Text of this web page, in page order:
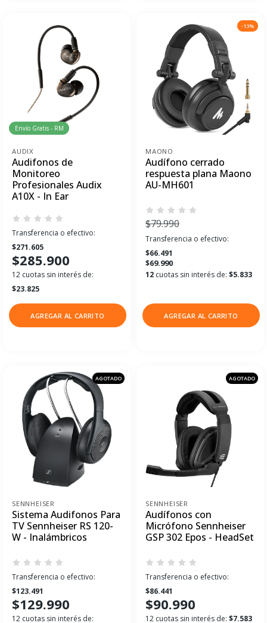
Envío Gratis - RM
AUDIX
Audifonos de
Monitoreo
Profesionales Audix
A10X - In Ear
Transferencia o efectivo:
$271.605
$285.900
12 cuotas sin interés de:
$23.825
AGREGAR AL CARRITO
-13%
MAONO
Audífono cerrado
respuesta plana Maono
AU-MH601
$79.990
Transferencia o efectivo:
$66.491
$69.990
12 cuotas sin interés de: $5.833
AGREGAR AL CARRITO
AGOTADO
SENNHEISER
Sistema Audifonos Para
TV Sennheiser RS 120-
W - Inalámbricos
Transferencia o efectivo:
$123.491
$129.990
12 cuotas sin interés de:
AGOTADO
SENNHEISER
Audífonos con
Micrófono Sennheiser
GSP 302 Epos - HeadSet
Transferencia o efectivo:
$86.441
$90.990
12 cuotas sin interés de: $7.583